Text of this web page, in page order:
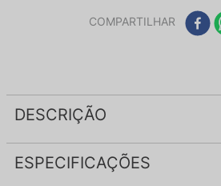
COMPARTILHAR
DESCRIÇÃO
ESPECIFICAÇÕES